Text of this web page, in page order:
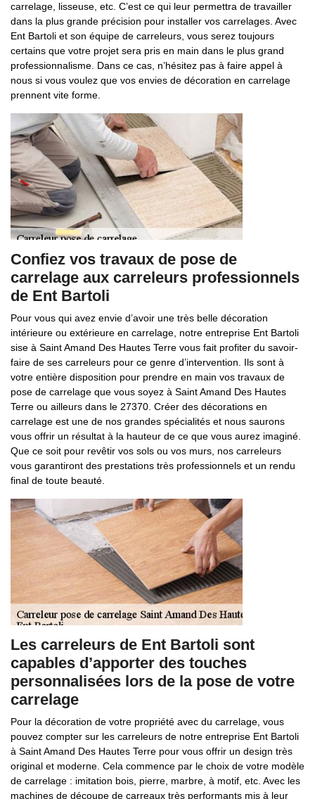
carrelage, lisseuse, etc. C’est ce qui leur permettra de travailler
dans la plus grande précision pour installer vos carrelages. Avec
Ent Bartoli et son équipe de carreleurs, vous serez toujours
certains que votre projet sera pris en main dans le plus grand
professionnalisme. Dans ce cas, n’hésitez pas à faire appel à
nous si vous voulez que vos envies de décoration en carrelage
prennent vite forme.
Confiez vos travaux de pose de
carrelage aux carreleurs professionnels
de Ent Bartoli
Pour vous qui avez envie d’avoir une très belle décoration
intérieure ou extérieure en carrelage, notre entreprise Ent Bartoli
sise à Saint Amand Des Hautes Terre vous fait profiter du savoir-
faire de ses carreleurs pour ce genre d’intervention. Ils sont à
votre entière disposition pour prendre en main vos travaux de
pose de carrelage que vous soyez à Saint Amand Des Hautes
Terre ou ailleurs dans le 27370. Créer des décorations en
carrelage est une de nos grandes spécialités et nous saurons
vous offrir un résultat à la hauteur de ce que vous aurez imaginé.
Que ce soit pour revêtir vos sols ou vos murs, nos carreleurs
vous garantiront des prestations très professionnels et un rendu
final de toute beauté.
Les carreleurs de Ent Bartoli sont
capables d’apporter des touches
personnalisées lors de la pose de votre
carrelage
Pour la décoration de votre propriété avec du carrelage, vous
pouvez compter sur les carreleurs de notre entreprise Ent Bartoli
à Saint Amand Des Hautes Terre pour vous offrir un design très
original et moderne. Cela commence par le choix de votre modèle
de carrelage : imitation bois, pierre, marbre, à motif, etc. Avec les
machines de découpe de carreaux très performants mis à leur